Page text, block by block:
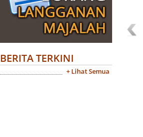
BERITA TERKINI
+ Lihat Semua